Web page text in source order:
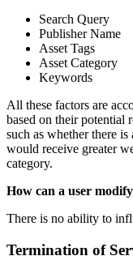
Search Query
Publisher Name
Asset Tags
Asset Category
Keywords
All these factors are
based on their potential
such as whether there
would receive greater
category.
How can a user
There is no ability to
Termination of